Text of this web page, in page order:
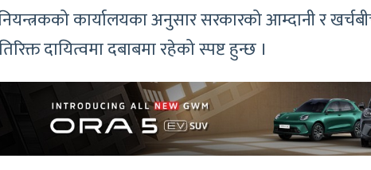
कार्यालयका अनुसार सरकारको आम्दानी र
दायित्वमा दबाबमा रहेको स्पष्ट हुन्छ ।